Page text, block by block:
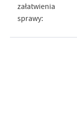
załatwienia
sprawy: